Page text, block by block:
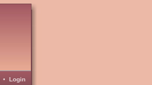
• Login